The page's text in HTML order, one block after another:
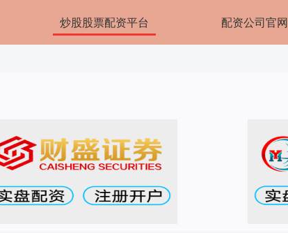
炒股股票配资平台 配资公司官网